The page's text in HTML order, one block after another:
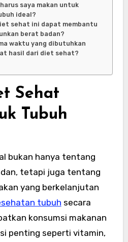
saya makan untuk
ideal?
sehat ini dapat membantu
berat badan?
waktu yang dibutuhkan
hasil dari diet sehat?
Sehat
Tubuh
bukan hanya tentang
tetapi juga tentang
yang berkelanjutan
tubuh secara
konsumsi makanan
penting seperti vitamin,